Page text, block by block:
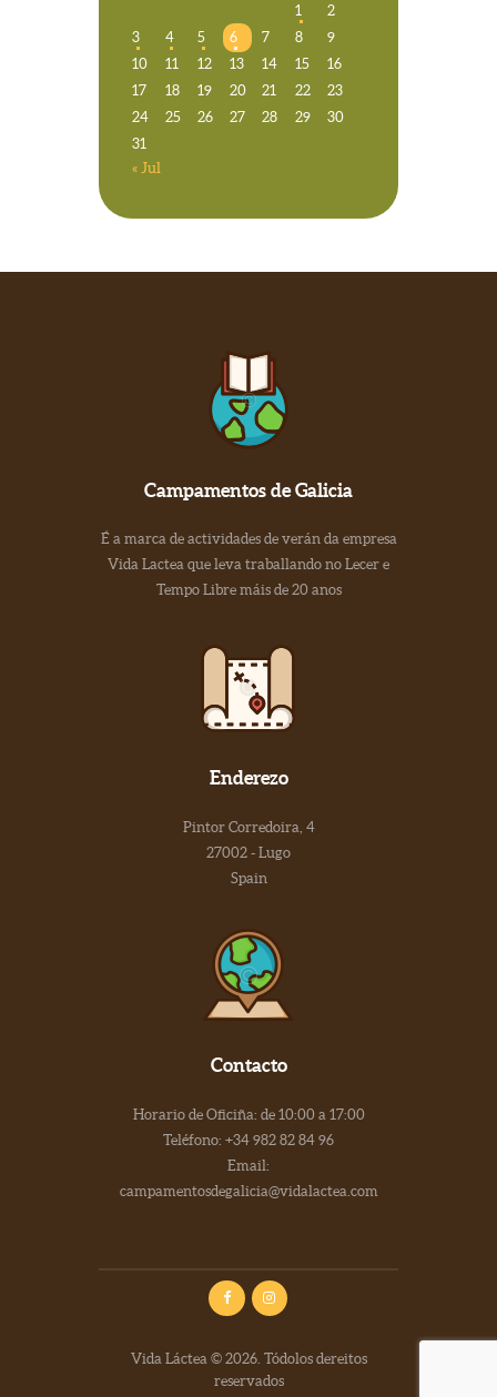
1
2
3
4 5 6 7 8
9
10
11 12 13 14 15
16
17
18 19 20 21 22
23
24
25 26 27 28 29
30
31
« Jul
Campamentos de Galicia
É a marca de actividades de verán da empresa
Vida Lactea que leva traballando no Lecer e
Tempo Libre máis de 20 anos
Enderezo
Pintor Corredoira, 4
27002 - Lugo
Spain
Contacto
Horario de Oficiña: de 10:00 a 17:00
Teléfono: +34 982 82 84 96
Email:
campamentosdegalicia@vidalactea.com
Vida Láctea © 2026. Tódolos dereitos
reservados